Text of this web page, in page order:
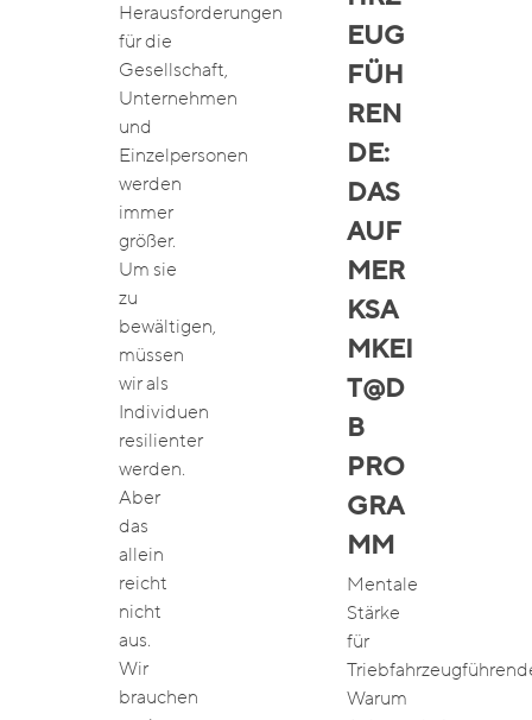
Herausforderungen
für die
Gesellschaft,
Unternehmen
und
Einzelpersonen
werden
immer
größer.
Um sie
zu
bewältigen,
müssen
wir als
Individuen
resilienter
werden.
Aber
das
allein
reicht
nicht
aus.
Wir
brauchen
EUG
FÜH
REN
DE:
DAS
AUF
MER
KSA
MKEI
T@D
B
PRO
GRA
MM
Mentale
Stärke
für
Warum